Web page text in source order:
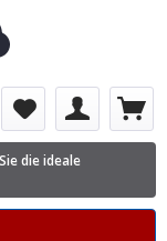
die ideale